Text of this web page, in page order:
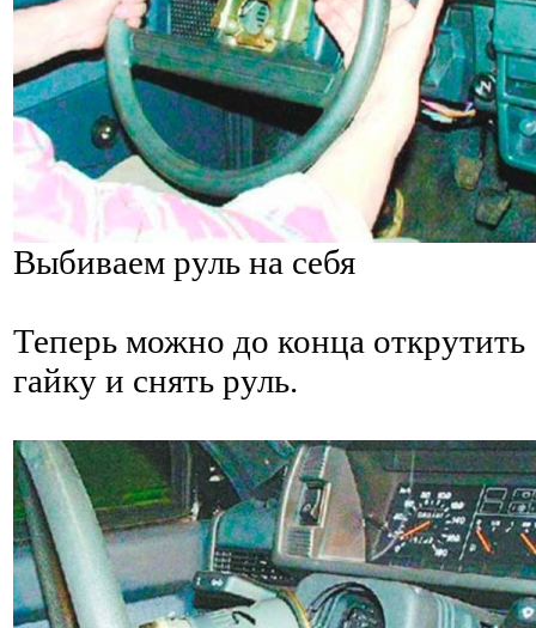
Выбиваем руль на себя
Теперь можно до конца открутить
гайку и снять руль.